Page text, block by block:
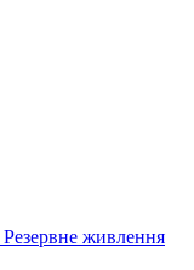
Резервне живлення